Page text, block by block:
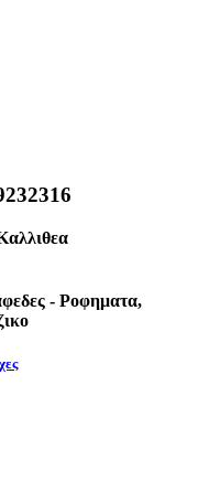
- Ροφηματα,